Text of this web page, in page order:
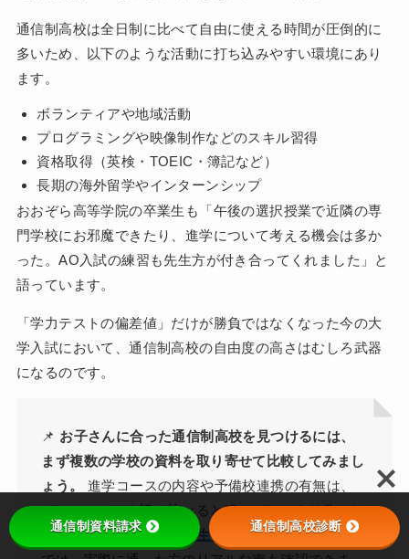
通信制高校は全日制に比べて自由に使える時間が圧倒的に
多いため、以下のような活動に打ち込みやすい環境にあり
ます。
ボランティアや地域活動
プログラミングや映像制作などのスキル習得
資格取得（英検・TOEIC・簿記など）
長期の海外留学やインターンシップ
おおぞら高等学院の卒業生も「午後の選択授業で近隣の専
門学校にお邪魔できたり、進学について考える機会は多か
った。AO入試の練習も先生方が付き合ってくれました」と
語っています。
「学力テストの偏差値」だけが勝負ではなくなった今の大
学入試において、通信制高校の自由度の高さはむしろ武器
になるのです。
📌 お子さんに合った通信制高校を見つけるには、
まず複数の学校の資料を取り寄せて比較してみまし
ょう。
進学コースの内容や予備校連携の有無は、
パンフレットを読み比べると違いがはっきり分かり
ます。当サイトの「
在校生・卒業生の口コミ記事」
通信制資料請求 通信制高校診断